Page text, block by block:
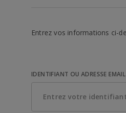
Entrez vos informations ci-
IDENTIFIANT OU ADRESSE EMAIL